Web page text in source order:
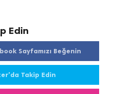
Edin
Sayfamızı Beğenin
Takip Edin